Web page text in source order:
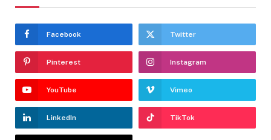
Facebook Twitter
Pinterest Instagram
YouTube Vimeo
LinkedIn TikTok